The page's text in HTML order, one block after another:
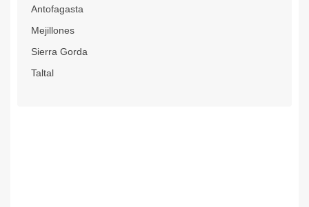
Antofagasta
Mejillones
Sierra Gorda
Taltal